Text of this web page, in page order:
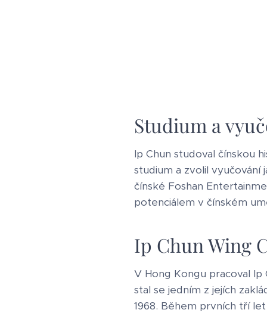
Studium a
Ip Chun studoval čínskou
studium a zvolil vyučování
čínské Foshan
potenciálem v čínském
Ip Chun Wing
V Hong Kongu pracoval Ip
stal se jedním z jejích
1968. Během prvních tří